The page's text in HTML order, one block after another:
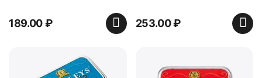
189.00₽ 253.00₽